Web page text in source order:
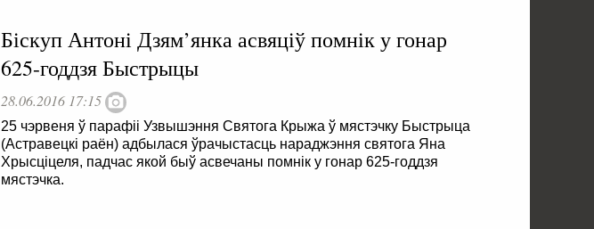
Біскуп Антоні Дзям’янка асвяціў помнік у гонар
625-годдзя Быстрыцы
28.06.2016 17:15
25 чэрвеня ў парафіі Узвышэння Святога Крыжа ў мястэчку Быстрыца
(Астравецкі раён) адбылася ўрачыстасць нараджэння святога Яна
Хрысціцеля, падчас якой быў асвечаны помнік у гонар 625-годдзя
мястэчка.